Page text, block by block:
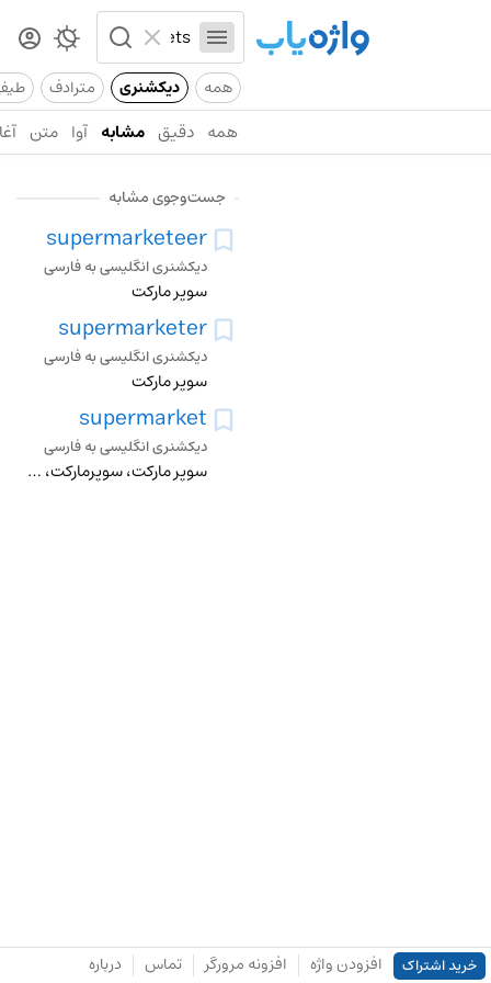
همه دیکشنری مترادف
همه دقیق مشابه آوا متن
جست‌وجوی مشابه
supermarketeer
دیکشنری انگلیسی به فارسی
سوپر مارکت
supermarketer
دیکشنری انگلیسی به فارسی
سوپر مارکت
supermarket
دیکشنری انگلیسی به فارسی
سوپر مارکت، سوپرمارکت، فروشگاه، فروشگاه بزرگ، ابر بازار
خرید اشتراک افزودن واژه افزونه مرورگر تماس درباره